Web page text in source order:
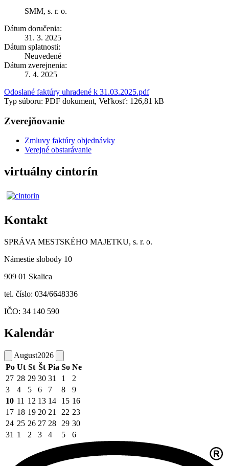
SMM, s. r. o.
Dátum doručenia:
31. 3. 2025
Dátum splatnosti:
Neuvedené
Dátum zverejnenia:
7. 4. 2025
Odoslané faktúry uhradené k 31.03.2025.pdf
Typ súboru: PDF dokument, Veľkosť: 126,81 kB
Zverejňovanie
Zmluvy faktúry objednávky
Verejné obstarávanie
virtuálny cintorín
Kontakt
SPRÁVA MESTSKÉHO MAJETKU, s. r. o.
Námestie slobody 10
909 01 Skalica
tel. číslo: 034/6648336
IČO: 34 140 590
Kalendár
August2026
Po Ut St Št Pia So Ne
27 28 29 30 31 1
2
3
4 5 6 7 8
9
10 11 12 13 14 15 16
17 18 19 20 21 22 23
24 25 26 27 28 29 30
31 1 2 3 4 5 6